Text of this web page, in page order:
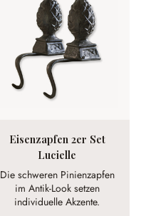
Eisenzapfen 2er Set
Lucielle
Die schweren Pinienzapfen
im Antik-Look setzen
individuelle Akzente.